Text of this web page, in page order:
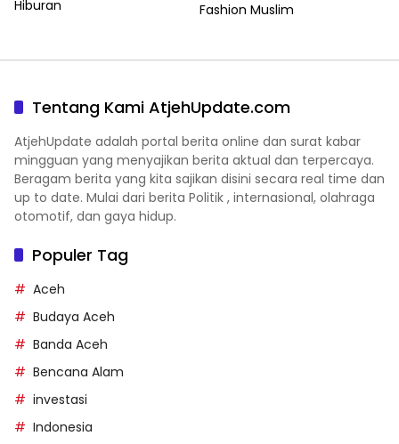
Hiburan
Fashion Muslim
Tentang Kami AtjehUpdate.com
AtjehUpdate adalah portal berita online dan surat kabar
mingguan yang menyajikan berita aktual dan terpercaya.
Beragam berita yang kita sajikan disini secara real time dan
up to date. Mulai dari berita Politik , internasional, olahraga
otomotif, dan gaya hidup.
Populer Tag
Aceh
Budaya Aceh
Banda Aceh
Bencana Alam
investasi
Indonesia